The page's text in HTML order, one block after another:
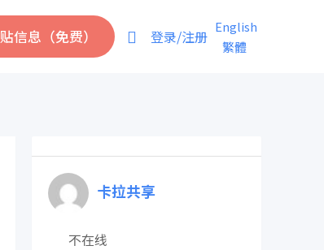
贴信息（免费） 登录/注册
English
繁體
卡拉共享
不在线